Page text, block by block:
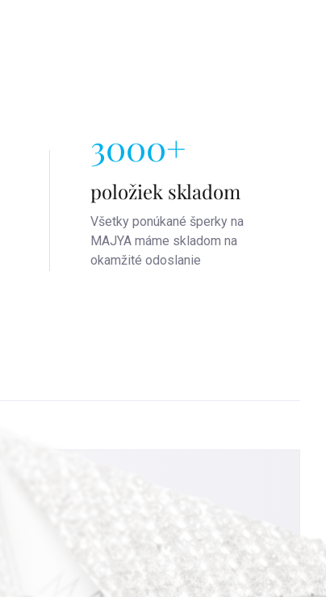
3000+
položiek skladom
Všetky ponúkané šperky na
MAJYA máme skladom na
okamžité odoslanie